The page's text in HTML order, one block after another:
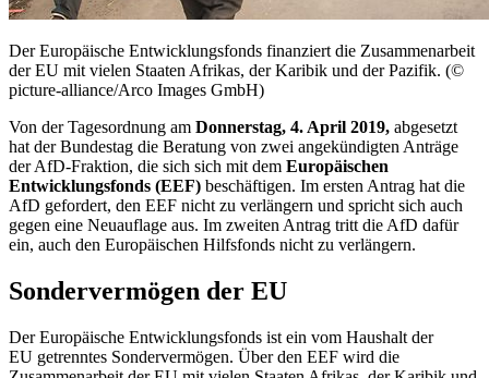
Der Europäische Entwicklungsfonds finanziert die Zusammenarbeit
der EU mit vielen Staaten Afrikas, der Karibik und der Pazifik. (©
picture-alliance/Arco Images GmbH)
Von der Tagesordnung am Donnerstag, 4. April 2019, abgesetzt
hat der Bundestag die Beratung von zwei angekündigten Anträge
der AfD-Fraktion, die sich sich mit dem Europäischen
Entwicklungsfonds (EEF) beschäftigen. Im ersten Antrag hat die
AfD gefordert, den EEF nicht zu verlängern und spricht sich auch
gegen eine Neuauflage aus. Im zweiten Antrag tritt die AfD dafür
ein, auch den Europäischen Hilfsfonds nicht zu verlängern.
Sondervermögen der EU
Der Europäische Entwicklungsfonds ist ein vom Haushalt der
EU getrenntes Sondervermögen. Über den EEF wird die